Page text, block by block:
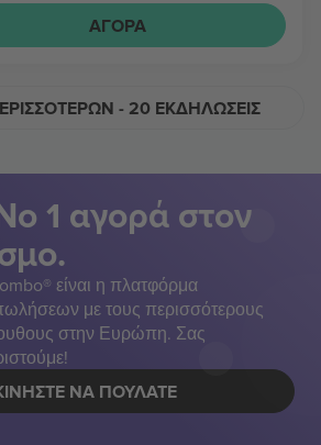
ΑΓΟΡΆ
- 20 ΕΚΔΗΛΏΣΕΙΣ
1 αγορά στον
είναι η πλατφόρμα
με τους περισσότερους
στην Ευρώπη. Σας
ΝΑ ΠΟΥΛΆΤΕ